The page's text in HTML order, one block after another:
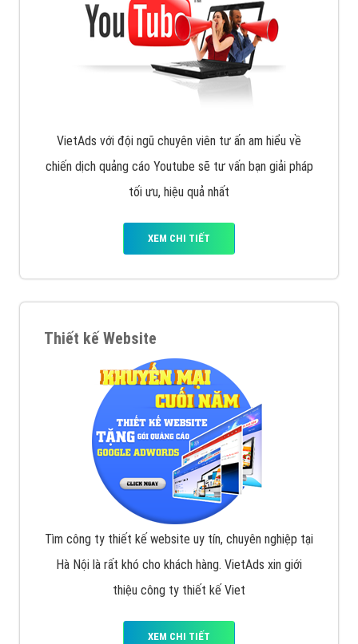
VietAds với đội ngũ chuyên viên tư ấn am hiểu về
chiến dịch quảng cáo Youtube sẽ tư vấn bạn giải pháp
tối ưu, hiệu quả nhất
XEM CHI TIẾT
Thiết kế Website
Tìm công ty thiết kế website uy tín, chuyên nghiệp tại
Hà Nội là rất khó cho khách hàng. VietAds xin giới
thiệu công ty thiết kế Viet
XEM CHI TIẾT